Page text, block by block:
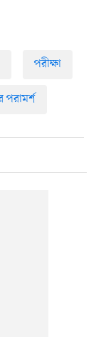
পরীক্ষা
পরামর্শ